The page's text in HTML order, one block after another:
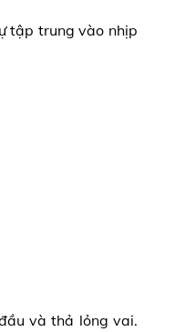
tập trung vào nhịp
và thả lỏng vai.